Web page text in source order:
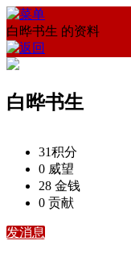
白晔书生 的资料
白晔书生
31积分
0 威望
28 金钱
0 贡献
发消息